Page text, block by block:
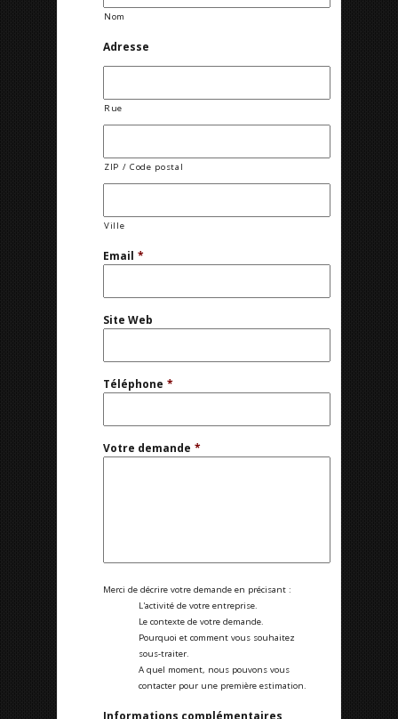
Nom
Adresse
Rue
ZIP / Code postal
Ville
Email *
Site Web
Téléphone *
Votre demande *
Merci de décrire votre demande en précisant :
L'activité de votre entreprise.
Le contexte de votre demande.
Pourquoi et comment vous souhaitez
sous-traiter.
A quel moment, nous pouvons vous
contacter pour une première estimation.
Informations complémentaires